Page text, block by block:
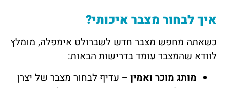
איך לבחור מצבר איכותי?
כשאתה מחפש מצבר חדש לשברולט אימפלה, מומלץ
לוודא שהמצבר עומד בדרישות הבאות:
מותג מוכר ואמין – עדיף לבחור מצבר של יצרן